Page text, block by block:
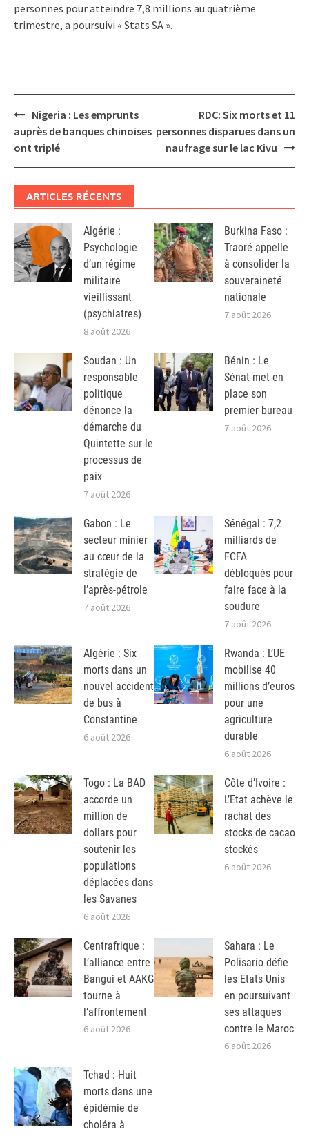
personnes pour atteindre 7,8 millions au quatrième
trimestre, a poursuivi « Stats SA ».
Post
navigation
Nigeria : Les emprunts
auprès de banques chinoises
ont triplé
RDC: Six morts et 11
personnes disparues dans un
naufrage sur le lac Kivu
ARTICLES RÉCENTS
Algérie :
Psychologie
d’un régime
militaire
vieillissant
(psychiatres)
8 août 2026
Burkina Faso :
Traoré appelle
à consolider la
souveraineté
nationale
7 août 2026
Soudan : Un
responsable
politique
dénonce la
démarche du
Quintette sur le
processus de
paix
7 août 2026
Bénin : Le
Sénat met en
place son
premier bureau
7 août 2026
Gabon : Le
secteur minier
au cœur de la
stratégie de
l’après-pétrole
7 août 2026
Sénégal : 7,2
milliards de
FCFA
débloqués pour
faire face à la
soudure
7 août 2026
Algérie : Six
morts dans un
nouvel accident
de bus à
Constantine
6 août 2026
Rwanda : L’UE
mobilise 40
millions d’euros
pour une
agriculture
durable
6 août 2026
Togo : La BAD
accorde un
million de
dollars pour
soutenir les
populations
déplacées dans
les Savanes
6 août 2026
Côte d’Ivoire :
L’Etat achève le
rachat des
stocks de cacao
stockés
6 août 2026
Centrafrique :
L’alliance entre
Bangui et AAKG
tourne à
l’affrontement
6 août 2026
Sahara : Le
Polisario défie
les Etats Unis
en poursuivant
ses attaques
contre le Maroc
6 août 2026
Tchad : Huit
morts dans une
épidémie de
choléra à